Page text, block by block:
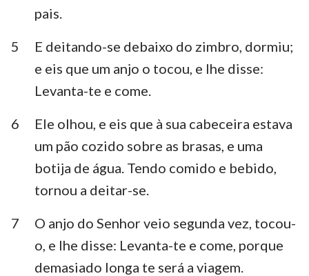
pais.
5
E deitando-se debaixo do zimbro, dormiu;
e eis que um anjo o tocou, e lhe disse:
Levanta-te e come.
6
Ele olhou, e eis que à sua cabeceira estava
um pão cozido sobre as brasas, e uma
botija de água. Tendo comido e bebido,
tornou a deitar-se.
7
O anjo do Senhor veio segunda vez, tocou-
o, e lhe disse: Levanta-te e come, porque
demasiado longa te será a viagem.